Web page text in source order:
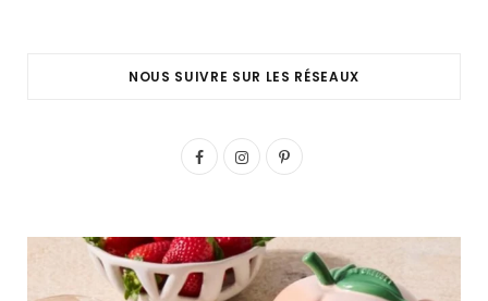
NOUS SUIVRE SUR LES RÉSEAUX
F
e
I
t
P
t